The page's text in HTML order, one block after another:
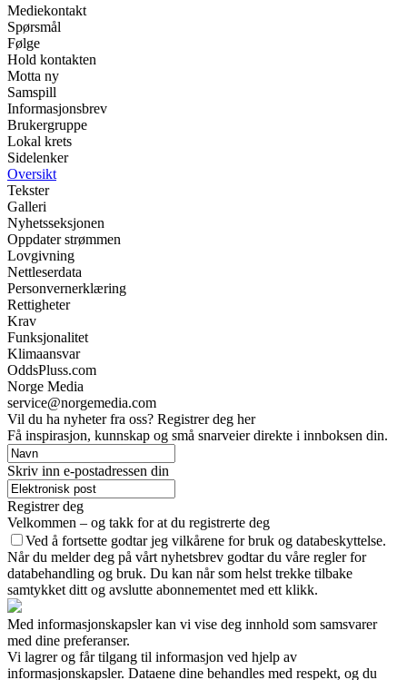
Mediekontakt
Spørsmål
Følge
Hold kontakten
Motta ny
Samspill
Informasjonsbrev
Brukergruppe
Lokal krets
Sidelenker
Oversikt
Tekster
Galleri
Nyhetsseksjonen
Oppdater strømmen
Lovgivning
Nettleserdata
Personvernerklæring
Rettigheter
Krav
Funksjonalitet
Klimaansvar
OddsPluss.com
Norge Media
service@norgemedia.com
Vil du ha nyheter fra oss? Registrer deg her
Få inspirasjon, kunnskap og små snarveier direkte i innboksen din.
Skriv inn e-postadressen din
Registrer deg
Velkommen – og takk for at du registrerte deg
Ved å fortsette godtar jeg vilkårene for bruk og databeskyttelse.
Når du melder deg på vårt nyhetsbrev godtar du våre regler for
databehandling og bruk. Du kan når som helst trekke tilbake
samtykket ditt og avslutte abonnementet med ett klikk.
Med informasjonskapsler kan vi vise deg innhold som samsvarer
med dine preferanser.
Vi lagrer og får tilgang til informasjon ved hjelp av
informasjonskapsler. Dataene dine behandles med respekt, og du